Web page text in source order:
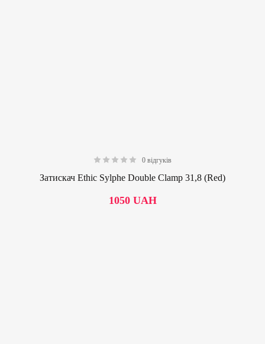
0 відгуків
Затискач Ethic Sylphe Double Clamp 31,8 (Red)
1050 UAH